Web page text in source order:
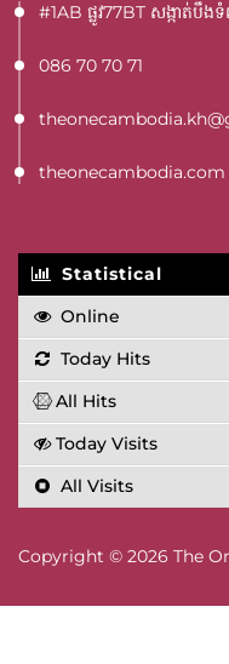
#1AB ផ្លូវ77BT​ សង្កាត់បឹង
086 70 70 71
theonecambodia.com
Statistical
Online
Today Hits
All Hits
Today Visits
All Visits
Copyright © 2026 The